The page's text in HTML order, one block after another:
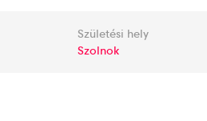
Születési hely
Szolnok